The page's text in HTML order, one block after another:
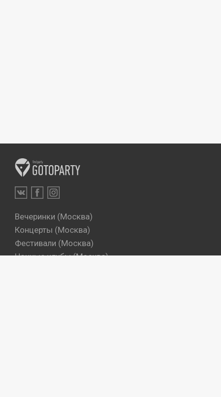
Вечеринки (Москва)
Концерты (Москва)
Фестивали (Москва)
Ночные клубы (Москва)